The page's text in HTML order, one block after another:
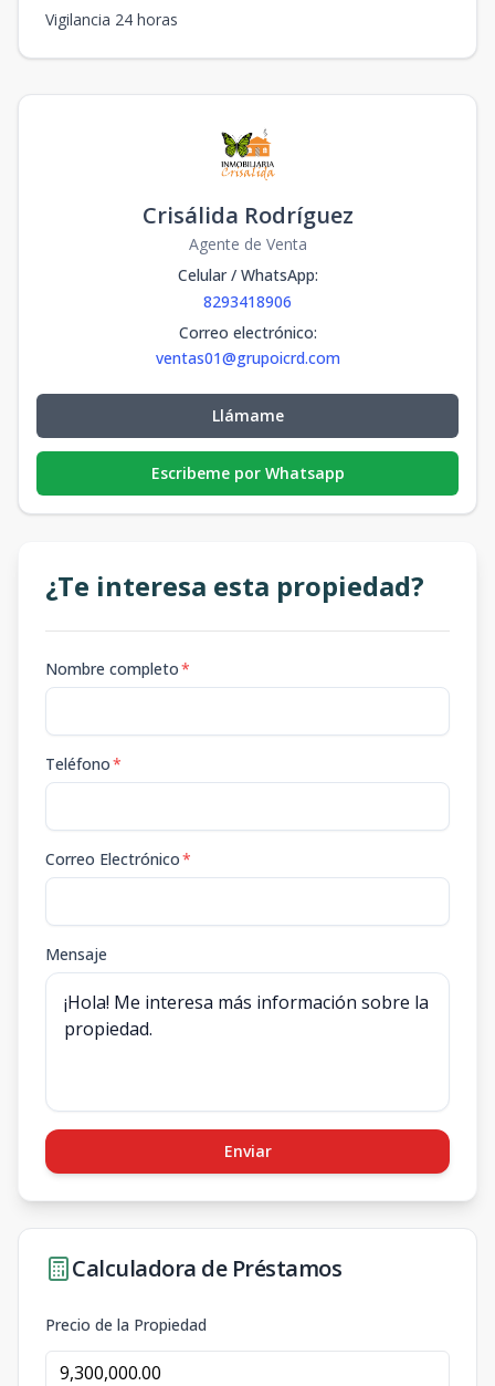
Vigilancia 24 horas
Crisálida Rodríguez
Agente de Venta
Celular / WhatsApp:
8293418906
Correo electrónico:
ventas01@grupoicrd.com
Llámame
Escribeme por Whatsapp
¿Te interesa esta propiedad?
Nombre completo*
Teléfono*
Correo Electrónico*
Mensaje
Enviar
Calculadora de Préstamos
Precio de la Propiedad